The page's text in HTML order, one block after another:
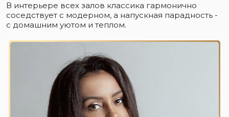
В интерьере всех залов классика гармонично
соседствует с модерном, а напускная парадность -
с домашним уютом и теплом.